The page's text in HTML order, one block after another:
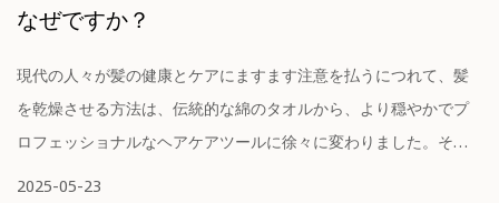
なぜですか？
現代の人々が髪の健康とケアにますます注意を払うにつれて、髪
を乾燥させる方法は、伝統的な綿のタオルから、より穏やかでプ
ロフェッショナルなヘアケアツールに徐々に変わりました。その
2025-05-23